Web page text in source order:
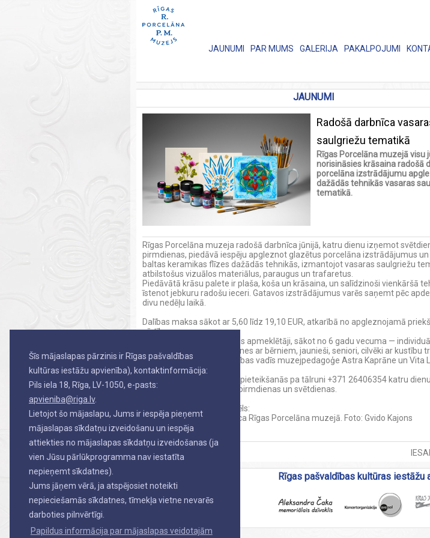
Šīs mājaslapas pārzinis ir Rīgas pašvaldības
kultūras iestāžu apvienība), kontaktinformācija:
Pils iela 18, Rīga, LV-1050, e-pasts:
apvieniba@riga.lv.
Lietojot šo mājaslapu, Jums ir iespēja pieņemt
mājaslapas sīkdatņu izveidošanu un iespēja
attiekties no mājaslapas sīkdatņu izveidošanas (ja
vien Jūsu pārlūkprogramma nav iestatīta
nepieņemt sīkdatnes).
Jums jāņem vērā, ja atspējosiet noteikti
nepieciešamās sīkdatnes, tīmekļa vietne nevarēs
darboties pilnvērtīgi.
Papildus informācija par mājaslapas veidotajām
JAUNUMI PAR MUMS GALERIJA PAKALPOJUMI
JAUNUMI
Radošā darbnīca
saulgriežu tematikā
Rīgas Porcelāna muzejā visu
norisināsies krāsaina radošā
porcelāna izstrādājumu
dažādās tehnikās vasaras
tematikā.
Rīgas Porcelāna muzeja radošā darbnīca jūnijā, katru dienu izņemot
pirmdienas, piedāvā iespēju apgleznot glazētus porcelāna izstrādājumus
baltas keramikas flīzes dažādās tehnikās, izmantojot vasaras saulgriežu
atbilstošus vizuālos materiālus, paraugus un trafaretus.
Piedāvātā krāsu palete ir plaša, koša un krāsaina, un salīdzinoši vienkāršā
īstenot jebkuru radošu ieceri. Gatavos izstrādājumus varēs saņemt pēc
divu nedēļu laikā.
Dalības maksa sākot ar 5,60 līdz 19,10 EUR, atkarībā no apgleznojamā
vērtības.
Darbnīcā aicināti piedalīties apmeklētāji, sākot no 6 gadu vecuma —
līdz 10 dalībniekiem, ģimenes ar bērniem, jaunieši, seniori, cilvēki ar kustību
un citi interesenti. Nodarbības vadīs muzejpedagoģe Astra Kaprāne un Vita
Nepieciešama iepriekšēja pieteikšanās pa tālruni +371 26406354 katru
11.30 līdz 17.30, izņemot pirmdienas un svētdienas.
Pielikumā publicitātes attēls:
01 – Jūnija radošā darbnīca Rīgas Porcelāna muzejā. Foto: Gvido Kajons
CITI JAUNUMI
Rīgas pašvaldības kultūras iestāžu